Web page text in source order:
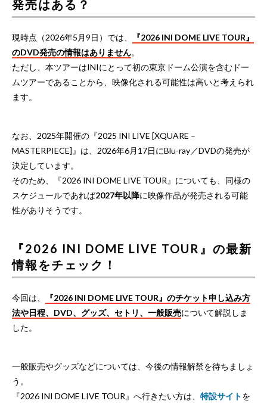
— INI (@official__INI)
発売はある？
現時点（2026年5月9日）では、
『2026 INI DOME LIVE TOUR』
のDVD発売の情報はありません。
ただし、本ツアーはINIにとって初の東京ドーム公演を含むドー
ムツアーであることから、映像化される可能性は高いと考えられ
ます。
なお、2025年開催の『2025 INI LIVE [XQUARE –
MASTERPIECE]』は、2026年6月17日にBlu-ray／DVDの発売が
決定しています。
そのため、『2026 INI DOME LIVE TOUR』についても、同様の
スケジュールであれば2027年以降に映像作品が発売される可能
性がありそうです。
『2026 INI DOME LIVE TOUR』の最新
情報をチェック！
今回は、
『2026 INI DOME LIVE TOUR』のチケット申し込み方
法や日程、DVD、グッズ、セトリ、一般販売について解説しま
した。
一般販売やグッズなどについては、今後の情報解禁を待ちましょ
う。
『2026 INI DOME LIVE TOUR』へ行きたい方は、 特設サイトを